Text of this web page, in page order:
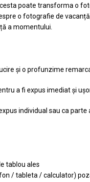
poate transforma o
o fotografie de
a momentului.
și o profunzime
a fi expus imediat și
individual sau ca parte
tablou ales
/ tableta / calculator)